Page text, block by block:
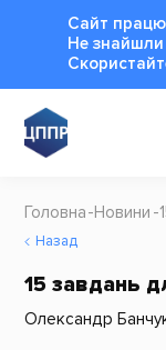
Сайт
Не знайшли
Головна Новини
Назад
15 завдань
Олександр